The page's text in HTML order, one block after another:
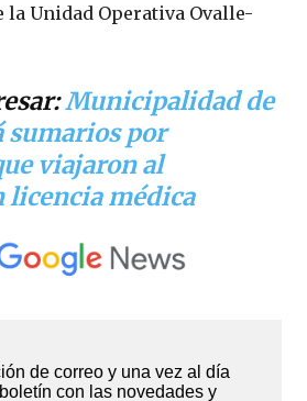
la Unidad Operativa Ovalle-
Municipalidad de
por
viajaron al
licencia médica